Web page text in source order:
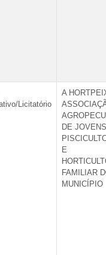
Licitatório
A
DE JOVENS
E
FAMILIAR
MUNICÍPIO